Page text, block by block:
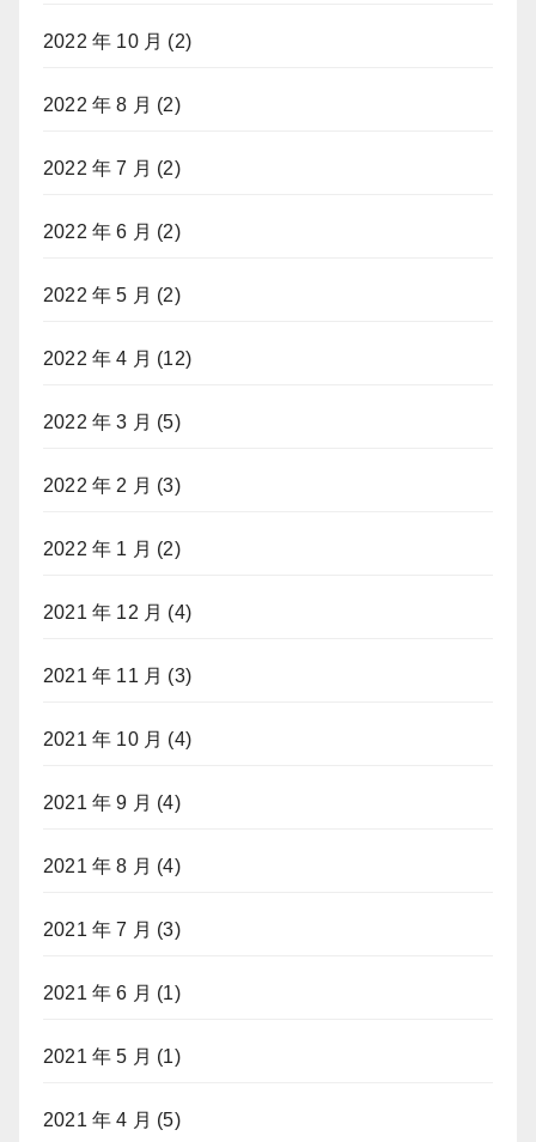
2022 年 10 月 (2)
2022 年 8 月 (2)
2022 年 7 月 (2)
2022 年 6 月 (2)
2022 年 5 月 (2)
2022 年 4 月 (12)
2022 年 3 月 (5)
2022 年 2 月 (3)
2022 年 1 月 (2)
2021 年 12 月 (4)
2021 年 11 月 (3)
2021 年 10 月 (4)
2021 年 9 月 (4)
2021 年 8 月 (4)
2021 年 7 月 (3)
2021 年 6 月 (1)
2021 年 5 月 (1)
2021 年 4 月 (5)